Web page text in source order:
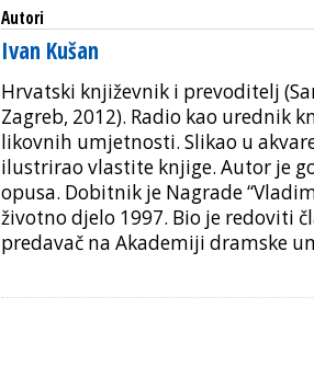
Autori
Ivan Kušan
Hrvatski književnik i prevoditelj
Zagreb, 2012). Radio kao urednik
likovnih umjetnosti. Slikao u
ilustrirao vlastite knjige. Autor je
opusa. Dobitnik je Nagrade
životno djelo 1997. Bio je redoviti
predavač na Akademiji dramske